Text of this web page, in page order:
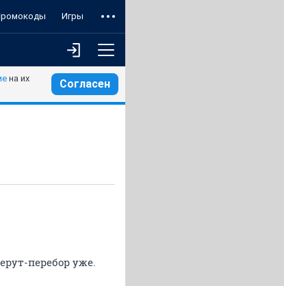
Игры
на их
Согласен
перебор уже.